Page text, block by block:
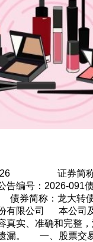
证券简称
2026-091债券
券简称
有限公司 本公司
真实、准确和完整
漏。 一、股票交